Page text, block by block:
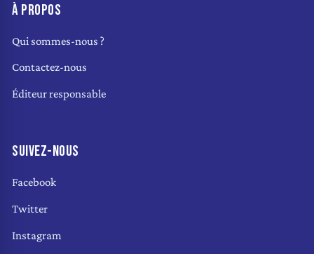
À PROPOS
Qui sommes-nous ?
Contactez-nous
Éditeur responsable
SUIVEZ-NOUS
Facebook
Twitter
Instagram